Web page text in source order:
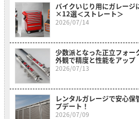
バイクいじり用にガレージ
×12選＜ストレート＞
2026/07/14
少数派となった正立フォー
外観で精度と性能をアップ
2026/07/13
レンタルガレージで安心保
プデート！
2026/07/09